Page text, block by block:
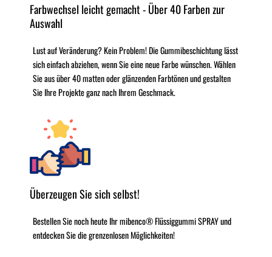
Farbwechsel leicht gemacht - Über 40 Farben zur
Auswahl
Lust auf Veränderung? Kein Problem! Die Gummibeschichtung lässt
sich einfach abziehen, wenn Sie eine neue Farbe wünschen. Wählen
Sie aus über 40 matten oder glänzenden Farbtönen und gestalten
Sie Ihre Projekte ganz nach Ihrem Geschmack.
Überzeugen Sie sich selbst!
Bestellen Sie noch heute Ihr mibenco® Flüssiggummi SPRAY und
entdecken Sie die grenzenlosen Möglichkeiten!